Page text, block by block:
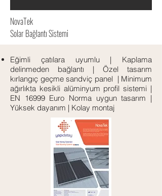
NovaTek
Solar Bağlantı Sistemi
Eğimli çatılara uyumlu | Kaplama
delinmeden bağlantı | Özel tasarım
kırlangıç geçme sandviç panel | Minimum
ağırlıkta kesikli alüminyum profil sistemi |
EN 16999 Euro Norma uygun tasarım |
Yüksek dayanım | Kolay montaj